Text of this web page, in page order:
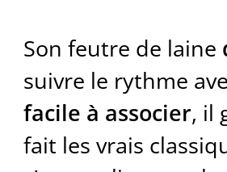
Son feutre de laine
suivre le rythme
facile à associer, il
fait les vrais